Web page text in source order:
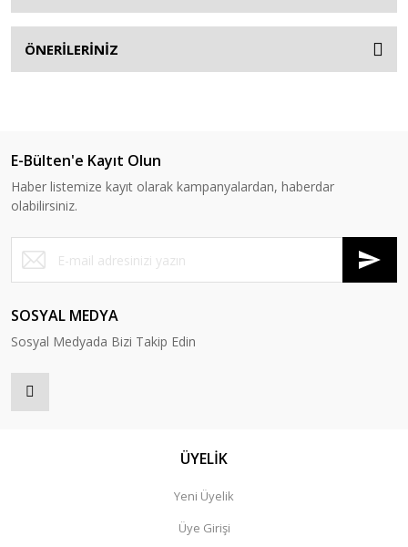
ÖNERİLERİNİZ
E-Bülten'e Kayıt Olun
Haber listemize kayıt olarak kampanyalardan, haberdar
olabilirsiniz.
SOSYAL MEDYA
Sosyal Medyada Bizi Takip Edin
ÜYELİK
Yeni Üyelik
Üye Girişi